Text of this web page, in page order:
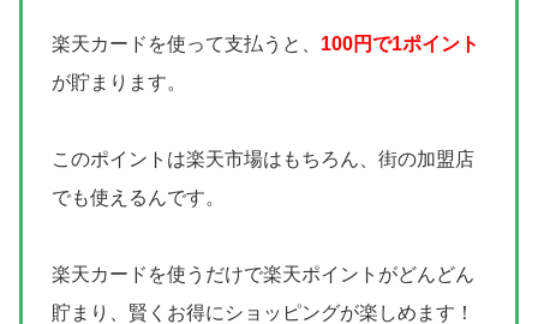
楽天カードを使って支払うと、 100円で1ポイント
が貯まります。
このポイントは楽天市場はもちろん、街の加盟店
でも使えるんです。
楽天カードを使うだけで楽天ポイントがどんどん
貯まり、賢くお得にショッピングが楽しめます！